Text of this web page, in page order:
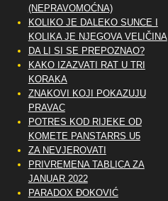
(NEPRAVOMOĆNA)
KOLIKO JE DALEKO SUNCE I
KOLIKA JE NJEGOVA VELIČINA
DA LI SI SE PREPOZNAO?
KAKO IZAZVATI RAT U TRI
KORAKA
ZNAKOVI KOJI POKAZUJU
PRAVAC
POTRES KOD RIJEKE OD
KOMETE PANSTARRS U5
ZA NEVJEROVATI
PRIVREMENA TABLICA ZA
JANUAR 2022
PARADOX ĐOKOVIĆ